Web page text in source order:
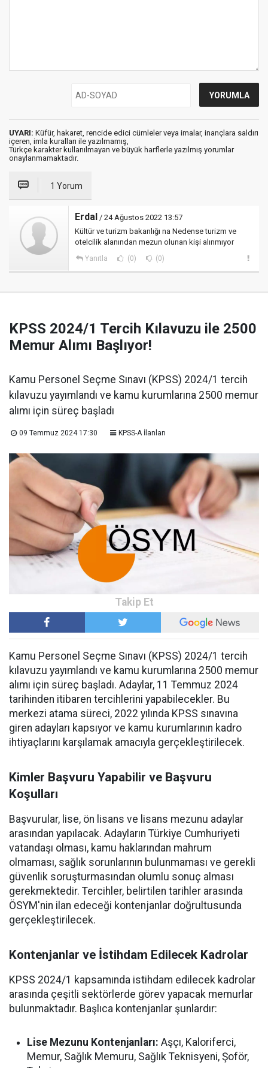
UYARI: Küfür, hakaret, rencide edici cümleler veya imalar, inançlara saldırı
içeren, imla kuralları ile yazılmamış,
Türkçe karakter kullanılmayan ve büyük harflerle yazılmış yorumlar
onaylanmamaktadır.
1 Yorum
Erdal / 24 Ağustos 2022 13:57
Kültür ve turizm bakanlığı na Nedense turizm ve
otelcilik alanından mezun olunan kişi alınmıyor
Yanıtla (0) (0)
KPSS 2024/1 Tercih Kılavuzu ile 2500
Memur Alımı Başlıyor!
Kamu Personel Seçme Sınavı (KPSS) 2024/1 tercih
kılavuzu yayımlandı ve kamu kurumlarına 2500 memur
alımı için süreç başladı
09 Temmuz 2024 17:30 KPSS-A İlanları
Kamu Personel Seçme Sınavı (KPSS) 2024/1 tercih
kılavuzu yayımlandı ve kamu kurumlarına 2500 memur
alımı için süreç başladı. Adaylar, 11 Temmuz 2024
tarihinden itibaren tercihlerini yapabilecekler. Bu
merkezi atama süreci, 2022 yılında KPSS sınavına
giren adayları kapsıyor ve kamu kurumlarının kadro
ihtiyaçlarını karşılamak amacıyla gerçekleştirilecek.
Kimler Başvuru Yapabilir ve Başvuru
Koşulları
Başvurular, lise, ön lisans ve lisans mezunu adaylar
arasından yapılacak. Adayların Türkiye Cumhuriyeti
vatandaşı olması, kamu haklarından mahrum
olmaması, sağlık sorunlarının bulunmaması ve gerekli
güvenlik soruşturmasından olumlu sonuç alması
gerekmektedir. Tercihler, belirtilen tarihler arasında
ÖSYM'nin ilan edeceği kontenjanlar doğrultusunda
gerçekleştirilecek.
Kontenjanlar ve İstihdam Edilecek Kadrolar
KPSS 2024/1 kapsamında istihdam edilecek kadrolar
arasında çeşitli sektörlerde görev yapacak memurlar
bulunmaktadır. Başlıca kontenjanlar şunlardır:
Lise Mezunu Kontenjanları: Aşçı, Kaloriferci,
Memur, Sağlık Memuru, Sağlık Teknisyeni, Şoför,